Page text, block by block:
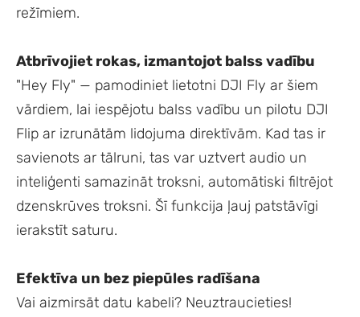
režīmiem.
Atbrīvojiet rokas, izmantojot balss vadību
"Hey Fly" — pamodiniet lietotni DJI Fly ar šiem
vārdiem, lai iespējotu balss vadību un pilotu DJI
Flip ar izrunātām lidojuma direktīvām. Kad tas ir
savienots ar tālruni, tas var uztvert audio un
inteliģenti samazināt troksni, automātiski filtrējot
dzenskrūves troksni. Šī funkcija ļauj patstāvīgi
ierakstīt saturu.
Efektīva un bez piepūles radīšana
Vai aizmirsāt datu kabeli? Neuztraucieties!